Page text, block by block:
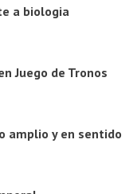
a biologia
Juego de Tronos
amplio y en sentido